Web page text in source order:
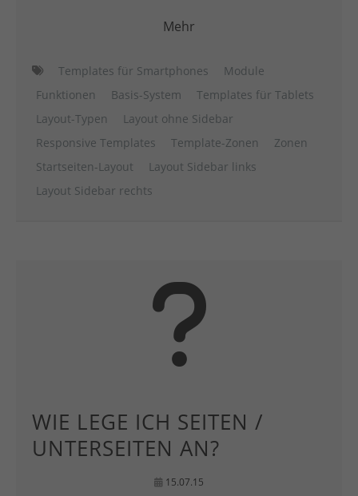
Mehr
Templates für Smartphones
Module
Funktionen
Basis-System
Templates für Tablets
Layout-Typen
Layout ohne Sidebar
Responsive Templates
Template-Zonen
Zonen
Startseiten-Layout
Layout Sidebar links
Layout Sidebar rechts
WIE LEGE ICH SEITEN /
UNTERSEITEN AN?
15.07.15